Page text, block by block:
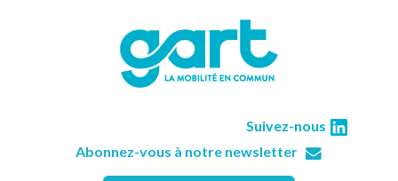
Suivez-nous
Abonnez-vous à notre newsletter